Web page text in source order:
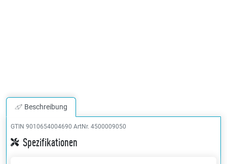
Beschreibung
GTIN 9010654004690 ArtNr. 4500009050
Spezifikationen